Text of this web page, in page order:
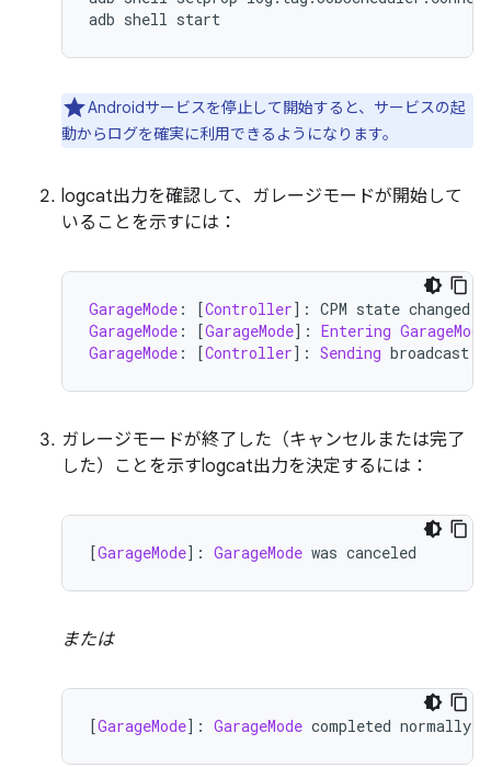
Androidサービスを停止して開始すると、サービスの起
動からログを確実に利用できるようになります。
logcat出力を確認して、ガレージモードが開始して
いることを示すには：
GarageMode : [Controller]: CPM state changed to
GarageMode : [GarageMode]: Entering GarageMode
GarageMode : [Controller]: Sending broadcast
ガレージモードが終了した（キャンセルまたは完了
した）ことを示すlogcat出力を決定するには：
[GarageMode]: GarageMode was canceled
または
[GarageMode]: GarageMode completed normally